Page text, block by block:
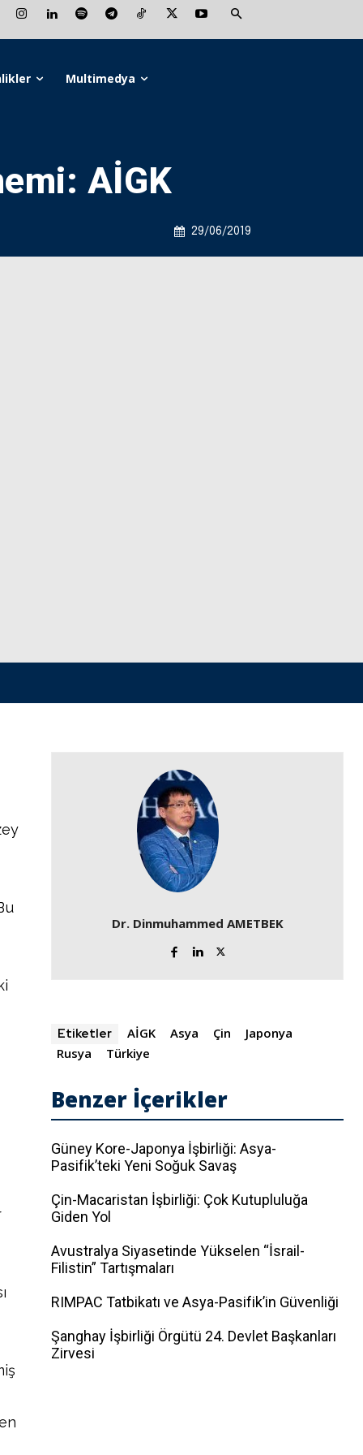
Multimedya
AİGK
29/06/2019
Dr. Dinmuhammed AMETBEK
Etiketler AİGK Asya Çin
Japonya
Rusya
Türkiye
Benzer İçerikler
Güney Kore-Japonya İşbirliği: Asya-
Pasifik’teki Yeni Soğuk Savaş
Çin-Macaristan İşbirliği: Çok Kutupluluğa
Giden Yol
Avustralya Siyasetinde Yükselen “İsrail-
Filistin” Tartışmaları
RIMPAC Tatbikatı ve Asya-Pasifik’in Güvenliği
Şanghay İşbirliği Örgütü 24. Devlet Başkanları
Zirvesi